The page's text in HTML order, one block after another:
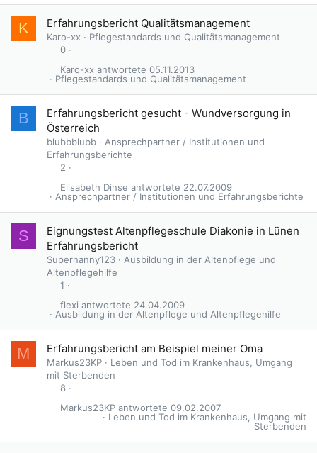
K Erfahrungsbericht Qualitätsmanagement
Karo-xx
Pflegestandards und Qualitätsmanagement
0
Pflegestandards und Qualitätsmanagement
05.11.2013
Karo-xx
B
Erfahrungsbericht gesucht - Wundversorgung in
Österreich
blubbblubb
Ansprechpartner / Institutionen und
Erfahrungsberichte
2
Ansprechpartner / Institutionen und Erfahrungsberichte
22.07.2009
Elisabeth Dinse
S
Eignungstest Altenpflegeschule Diakonie in Lünen
Erfahrungsbericht
Supernanny123
Ausbildung in der Altenpflege und
Altenpflegehilfe
1
Ausbildung in der Altenpflege und Altenpflegehilfe
24.04.2009
flexi
M Erfahrungsbericht am Beispiel meiner Oma
Markus23KP
Leben und Tod im Krankenhaus, Umgang
mit Sterbenden
8
Leben und Tod im Krankenhaus, Umgang mit
Sterbenden
09.02.2007
Markus23KP